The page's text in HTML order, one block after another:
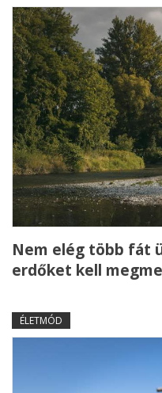
Nem elég több fát
erdőket kell
ÉLETMÓD